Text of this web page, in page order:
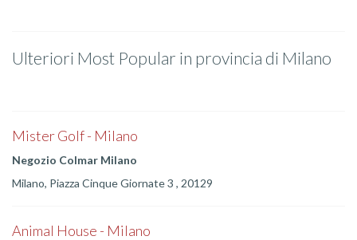
Ulteriori Most Popular in provincia di Milano
Mister Golf - Milano
Negozio Colmar Milano
Milano, Piazza Cinque Giornate 3 , 20129
Animal House - Milano